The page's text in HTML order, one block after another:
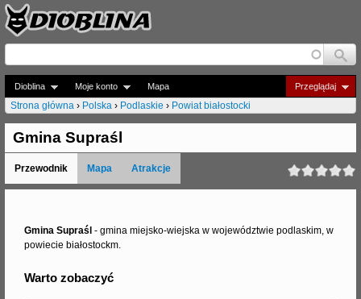
Jump to navigation
Dioblina Moje konto Przeglądaj
Mapa
J
e
s
Strona główna › Polska › Podlaskie › Powiat białostocki
Gmina Supraśl
Przewodnik Mapa Atrakcje
Gmina Supraśl - gmina miejsko-wiejska w województwie podlaskim, w
powiecie białostockm.
Warto zobaczyć